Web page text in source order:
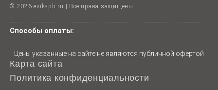
© 2026 evikspb.ru | Все права защищены
Способы оплаты:
Цены указанные на сайте не являются публичной офертой
Карта сайта
Политика конфиденциальности